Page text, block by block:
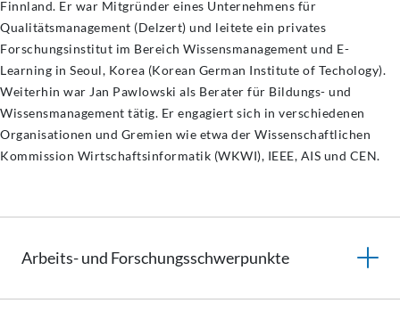
Finnland. Er war Mitgründer eines Unternehmens für
Qualitätsmanagement (Delzert) und leitete ein privates
Forschungsinstitut im Bereich Wissensmanagement und E-
Learning in Seoul, Korea (Korean German Institute of Techology).
Weiterhin war Jan Pawlowski als Berater für Bildungs- und
Wissensmanagement tätig. Er engagiert sich in verschiedenen
Organisationen und Gremien wie etwa der Wissenschaftlichen
Kommission Wirtschaftsinformatik (WKWI), IEEE, AIS und CEN.
Arbeits- und Forschungsschwerpunkte